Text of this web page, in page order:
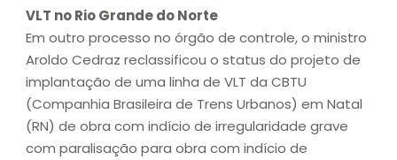
VLT no Rio Grande do Norte
Em outro processo no órgão de controle, o ministro
Aroldo Cedraz reclassificou o status do projeto de
implantação de uma linha de VLT da CBTU
(Companhia Brasileira de Trens Urbanos) em Natal
(RN) de obra com indício de irregularidade grave
com paralisação para obra com indício de